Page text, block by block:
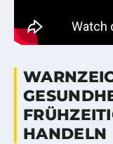
HANDELN